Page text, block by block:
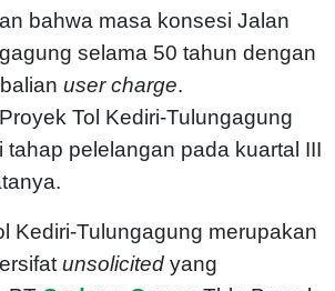
bahwa masa konsesi Jalan
selama 50 tahun dengan
user charge.
Tol Kediri-Tulungagung
tahap pelelangan pada kuartal III
Kediri-Tulungagung merupakan
unsolicited yang